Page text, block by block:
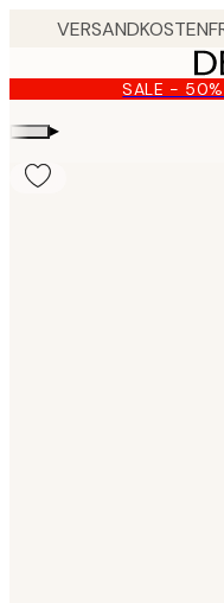
content.
SALE - 50%
▸